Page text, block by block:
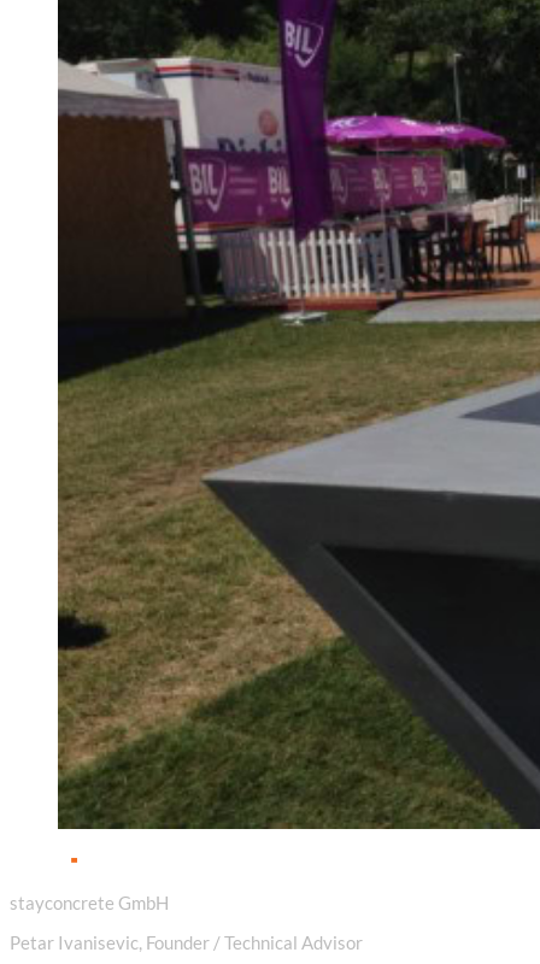
stayconcrete GmbH
Petar Ivanisevic, Founder / Technical Advisor